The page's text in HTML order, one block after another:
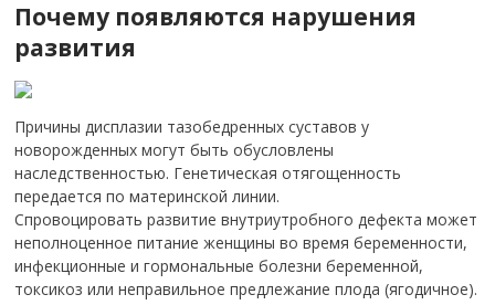
Почему появляются нарушения
развития
Причины дисплазии тазобедренных суставов у
новорожденных могут быть обусловлены
наследственностью. Генетическая отягощенность
передается по материнской линии.
Спровоцировать развитие внутриутробного дефекта может
неполноценное питание женщины во время беременности,
инфекционные и гормональные болезни беременной,
токсикоз или неправильное предлежание плода (ягодичное).